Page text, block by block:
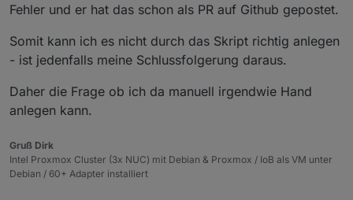
Fehler und er hat das schon als PR auf Github gepostet.
Somit kann ich es nicht durch das Skript richtig anlegen
- ist jedenfalls meine Schlussfolgerung daraus.
Daher die Frage ob ich da manuell irgendwie Hand
anlegen kann.
Gruß Dirk
Intel Proxmox Cluster (3x NUC) mit Debian & Proxmox / IoB als VM unter
Debian / 60+ Adapter installiert